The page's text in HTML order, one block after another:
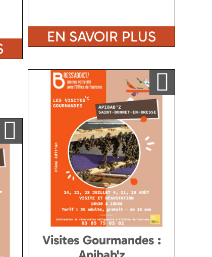
EN SAVOIR PLUS
a ma sélection
Ajouter a ma sélection
Visites Gourmandes :